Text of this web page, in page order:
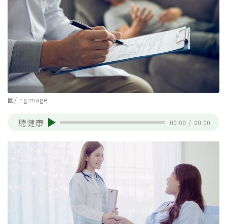
圖/ingimage
聽健康 00:00 / 00:00